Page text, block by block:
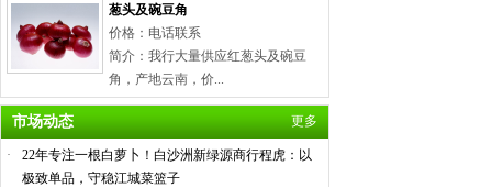
葱头及碗豆角
价格：电话联系
简介：我行大量供应红葱头及碗豆
角，产地云南，价...
市场动态 更多
·
22年专注一根白萝卜！白沙洲新绿源商行程虎：以
极致单品，守稳江城菜篮子